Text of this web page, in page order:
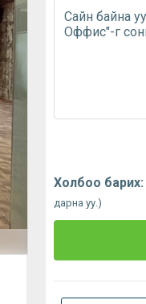
Холбоо барих:
дарна уу.)